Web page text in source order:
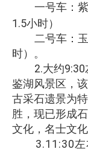
一号车：
1.5小时）
二号车：
时）。
2.大约9:30
鉴湖风景区，
古采石遗景为
胜，现已形成
文化，名士文
3.11:30